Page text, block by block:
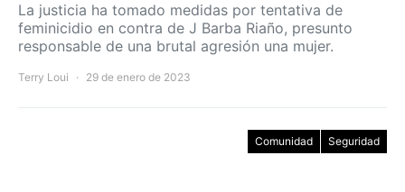
La justicia ha tomado medidas por tentativa de
feminicidio en contra de J Barba Riaño, presunto
responsable de una brutal agresión una mujer.
Terry Loui 29 de enero de 2023
Comunidad Seguridad